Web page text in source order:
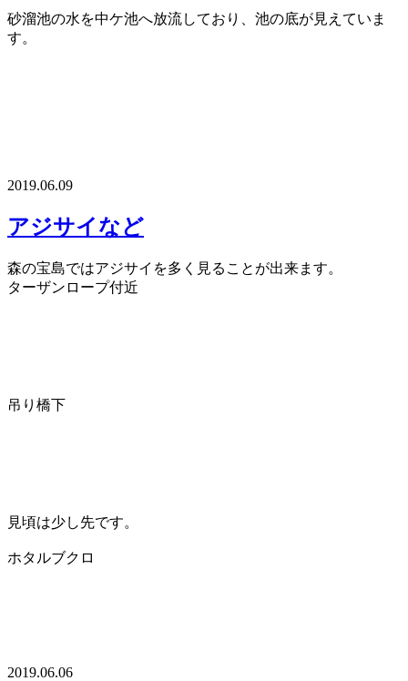
砂溜池の水を中ケ池へ放流しており、池の底が見えていま
す。
2019.06.09
アジサイなど
森の宝島ではアジサイを多く見ることが出来ます。
ターザンロープ付近
吊り橋下
見頃は少し先です。
ホタルブクロ
2019.06.06